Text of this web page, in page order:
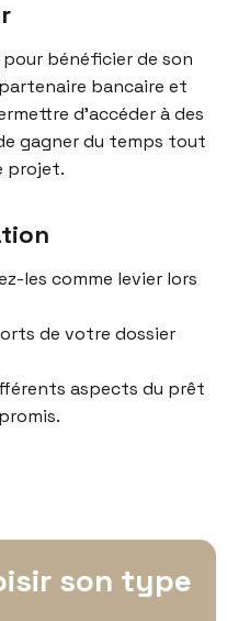
pour bénéficier de son
bancaire et
d’accéder à des
gagner du temps tout
projet.
les comme levier lors
de votre dossier
aspects du prêt
son type